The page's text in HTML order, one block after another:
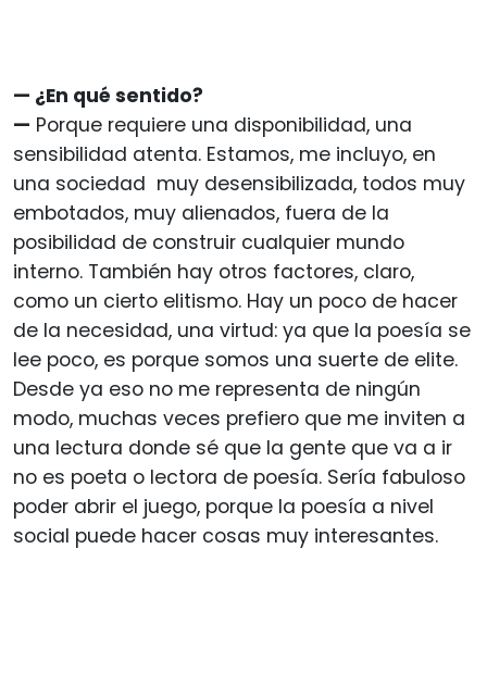
— ¿En qué sentido?
— Porque requiere una disponibilidad, una
sensibilidad atenta. Estamos, me incluyo, en
una sociedad muy desensibilizada, todos muy
embotados, muy alienados, fuera de la
posibilidad de construir cualquier mundo
interno. También hay otros factores, claro,
como un cierto elitismo. Hay un poco de hacer
de la necesidad, una virtud: ya que la poesía se
lee poco, es porque somos una suerte de elite.
Desde ya eso no me representa de ningún
modo, muchas veces prefiero que me inviten a
una lectura donde sé que la gente que va a ir
no es poeta o lectora de poesía. Sería fabuloso
poder abrir el juego, porque la poesía a nivel
social puede hacer cosas muy interesantes.